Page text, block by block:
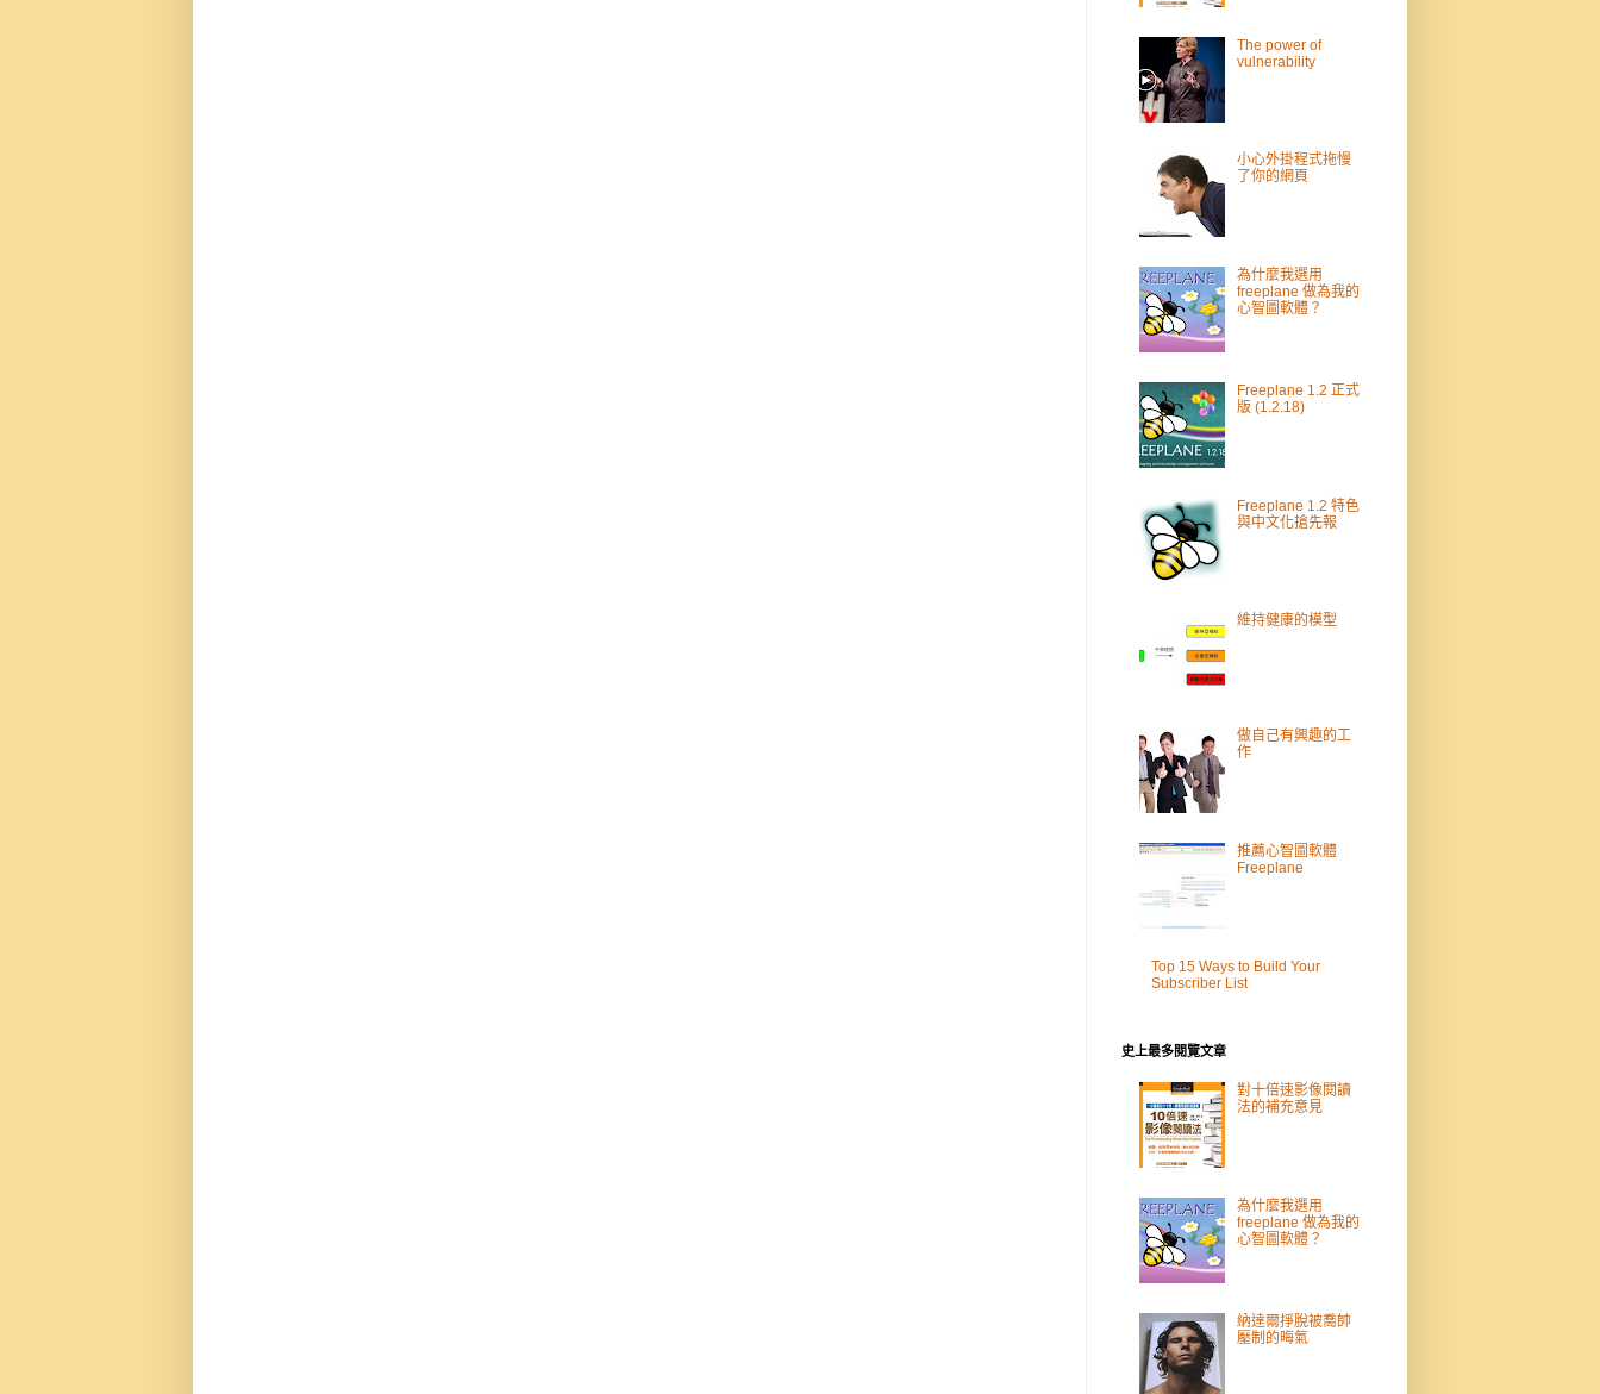
The power of
vulnerability
小心外掛程式拖慢
了你的網頁
為什麼我選用
freeplane 做為我的
心智圖軟體？
Freeplane 1.2 正式
版 (1.2.18)
Freeplane 1.2 特色
與中文化搶先報
維持健康的模型
做自己有興趣的工
作
推薦心智圖軟體
Freeplane
Top 15 Ways to Build Your
Subscriber List
史上最多閱覽文章
對十倍速影像閱讀
法的補充意見
為什麼我選用
freeplane 做為我的
心智圖軟體？
納達爾掙脫被喬帥
壓制的晦氣